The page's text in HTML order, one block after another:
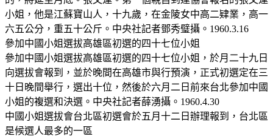
小姐，他是江蘇寶山人，十九歲，在金陵女中高二肄業，高一
六五公分，重五十公斤。中央社記者鄧秀璧攝。1960.3.16
參加中國小姐選拔高雄區初選的四十七位小姐
參加中國小姐選拔高雄區初選的四十七位小姐，於月二十九日
向選拔會報到，並於晚間在高雄市與行預演，正式初選定在三
十日晚間舉行，選出十位，然後於六月二日前來台北參加中國
小姐的複選和決選。中央社記者薛湧攝。1960.4.30
中國小姐選拔會台北區初選會於五月十二日辦理報到，台北區
是候選人最多的一區